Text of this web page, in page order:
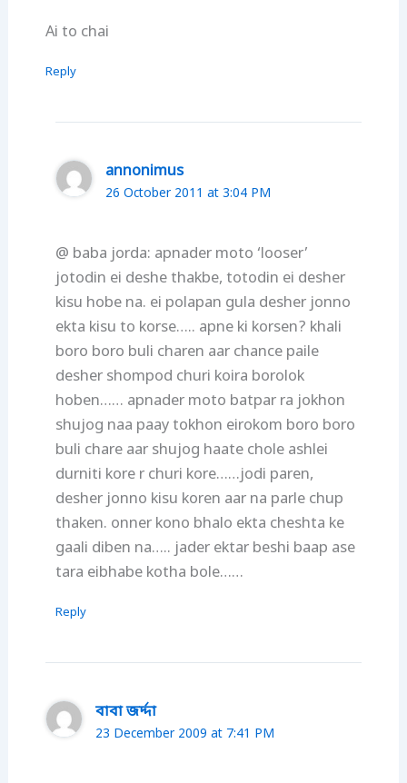
Ai to chai
Reply
annonimus
26 October 2011 at 3:04 PM
@ baba jorda: apnader moto ‘looser’
jotodin ei deshe thakbe, totodin ei desher
kisu hobe na. ei polapan gula desher jonno
ekta kisu to korse….. apne ki korsen? khali
boro boro buli charen aar chance paile
desher shompod churi koira borolok
hoben…… apnader moto batpar ra jokhon
shujog naa paay tokhon eirokom boro boro
buli chare aar shujog haate chole ashlei
durniti kore r churi kore……jodi paren,
desher jonno kisu koren aar na parle chup
thaken. onner kono bhalo ekta cheshta ke
gaali diben na….. jader ektar beshi baap ase
tara eibhabe kotha bole……
Reply
বাবা জর্দ্দা
23 December 2009 at 7:41 PM